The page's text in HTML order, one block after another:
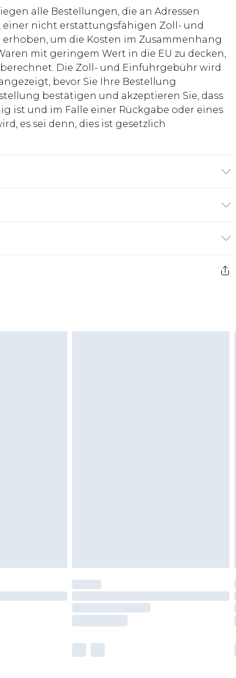
alle Bestellungen, die an Adressen
nicht erstattungsfähigen Zoll- und
um die Kosten im Zusammenhang
mit geringem Wert in die EU zu decken,
Die Zoll- und Einfuhrgebühr wird
bevor Sie Ihre Bestellung
bestätigen und akzeptieren Sie, dass
ist und im Falle einer Rückgabe oder eines
es sei denn, dies ist gesetzlich
€14.99
sowie Bademode oder